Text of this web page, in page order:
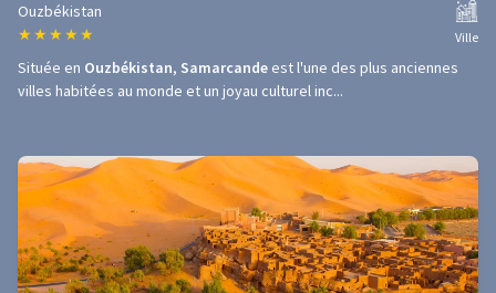
Ouzbékistan
★ ★ ★ ★ ★ Ville
Située en Ouzbékistan, Samarcande est l'une des plus anciennes
villes habitées au monde et un joyau culturel inc...